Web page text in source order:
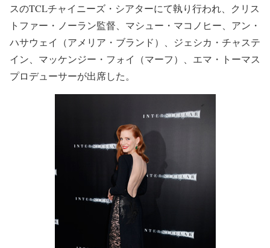
スのTCLチャイニーズ・シアターにて執り行われ、クリス
トファー・ノーラン監督、マシュー・マコノヒー、アン・
ハサウェイ（アメリア・ブランド）、ジェシカ・チャステ
イン、マッケンジー・フォイ（マーフ）、エマ・トーマス
プロデューサーが出席した。